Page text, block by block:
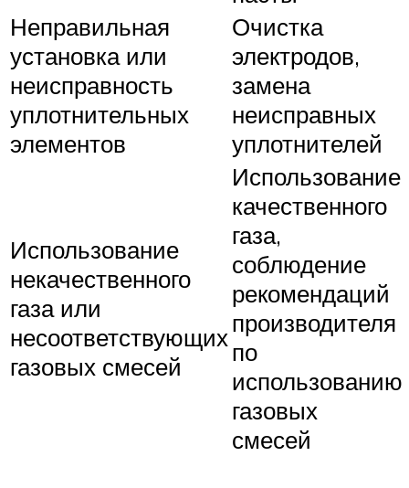
Неправильная
установка или
неисправность
уплотнительных
элементов
Очистка
электродов,
замена
неисправных
уплотнителей
Использование
некачественного
газа или
несоответствующих
газовых смесей
Использование
качественного
газа,
соблюдение
рекомендаций
производителя
по
использованию
газовых
смесей